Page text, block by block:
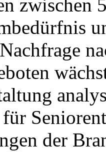
zwischen
der